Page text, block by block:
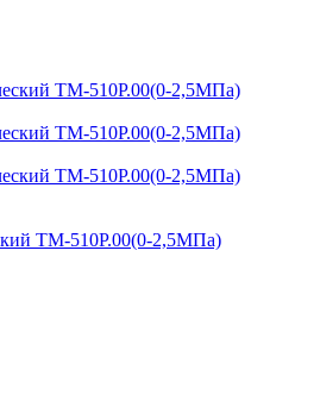
ТМ-510Р.00(0-2,5МПа)